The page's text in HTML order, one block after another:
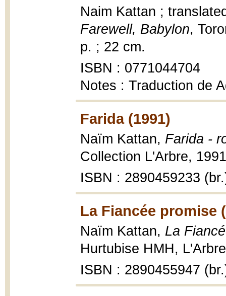
Naim Kattan ;
Farewell, Babylon,
p. ; 22 cm.
ISBN : 0771044704
Notes : Traduction de
Farida (1991)
Naïm Kattan, Farida -
Collection L'Arbre,
ISBN : 2890459233
La Fiancée promise
Naïm Kattan, La
Hurtubise HMH,
ISBN : 2890455947